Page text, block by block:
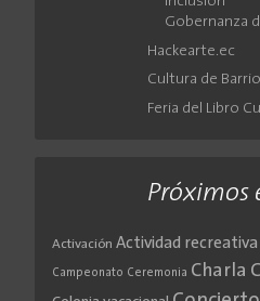
Gobernanza
Hackearte.ec
Cultura de Barrio
Feria del Libro
Próximos
Activación Actividad recreativa
Campeonato Ceremonia Charla